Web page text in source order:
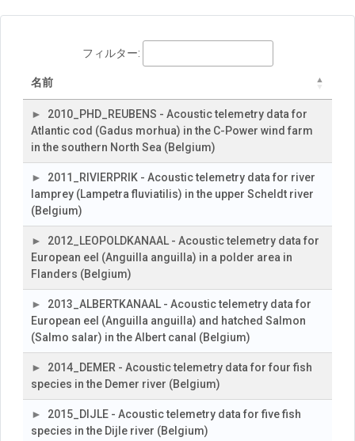
フィルター:
名前
2010_PHD_REUBENS - Acoustic telemetry data for
Atlantic cod (Gadus morhua) in the C-Power wind farm
in the southern North Sea (Belgium)
2011_RIVIERPRIK - Acoustic telemetry data for river
lamprey (Lampetra fluviatilis) in the upper Scheldt river
(Belgium)
2012_LEOPOLDKANAAL - Acoustic telemetry data for
European eel (Anguilla anguilla) in a polder area in
Flanders (Belgium)
2013_ALBERTKANAAL - Acoustic telemetry data for
European eel (Anguilla anguilla) and hatched Salmon
(Salmo salar) in the Albert canal (Belgium)
2014_DEMER - Acoustic telemetry data for four fish
species in the Demer river (Belgium)
2015_DIJLE - Acoustic telemetry data for five fish
species in the Dijle river (Belgium)